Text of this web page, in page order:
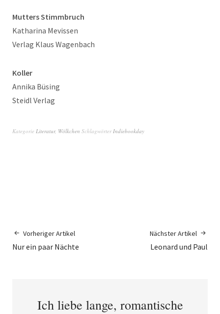
Mutters Stimmbruch
Katharina Mevissen
Verlag Klaus Wagenbach
Koller
Annika Büsing
Steidl Verlag
Kategorie Literatur, Wölkchen SchlagwörterIndiebookday
Vorheriger Artikel
Nur ein paar Nächte
Nächster Artikel
Leonard und Paul
Ich liebe lange, romantische